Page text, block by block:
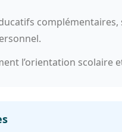
l’orientation scolaire